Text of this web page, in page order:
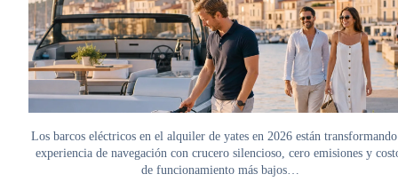
Los barcos eléctricos en el alquiler de yates en 2026 están
experiencia de navegación con crucero silencioso, cero emisiones y
de funcionamiento más bajos…